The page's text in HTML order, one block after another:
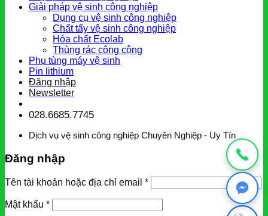
Giải pháp vệ sinh công nghiệp
Dụng cụ vệ sinh công nghiệp
Chất tẩy vệ sinh công nghiệp
Hóa chất Ecolab
Thùng rác công cộng
Phụ tùng máy vệ sinh
Pin lithium
Đăng nhập
Newsletter
028.6685.7745
Dịch vụ vệ sinh công nghiệp Chuyên Nghiệp - Uy Tín
Đăng nhập
Tên tài khoản hoặc địa chỉ email *
Mật khẩu *